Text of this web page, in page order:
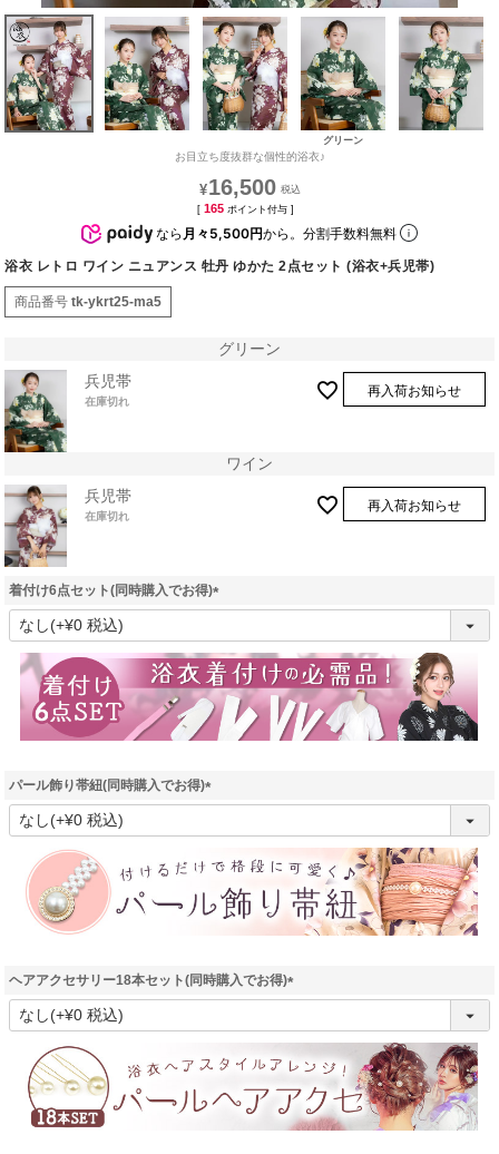
グリーン
お目立ち度抜群な個性的浴衣♪
¥16,500
[ 165 ポイント付与 ]
なら 月々5,500円から。分割手数料無料
浴衣 レトロ ワイン ニュアンス 牡丹 ゆかた 2点セット (浴衣+兵児帯)
商品番号 tk-ykrt25-ma5
グリーン
兵児帯
在庫切れ
再入荷お知らせ
ワイン
兵児帯
在庫切れ
再入荷お知らせ
着付け6点セット(同時購入でお得)
(
須
)
パール飾り帯紐(同時購入でお得)
(
ヘアアクセサリー18本セット(同時購入でお得)
(
須
)